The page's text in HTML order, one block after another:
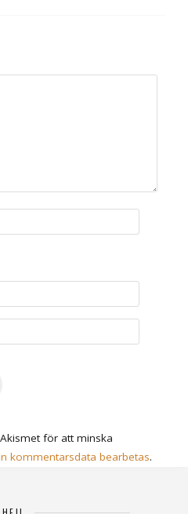
för att minska
kommentarsdata bearbetas.